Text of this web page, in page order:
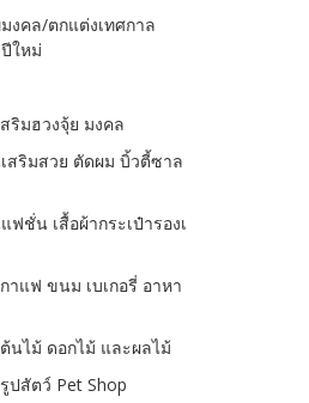
งคล/ตกแต่งเทศกาล
ใหม่
ริมฮวงจุ้ย มงคล
สริมสวย ตัดผม บิ้วตี้ซาล
ฟชั่น เสื้อผ้ากระเป๋ารองเ
าแฟ ขนม เบเกอรี่ อาหา
นไม้ ดอกไม้ และผลไม้
ปสัตว์ Pet Shop